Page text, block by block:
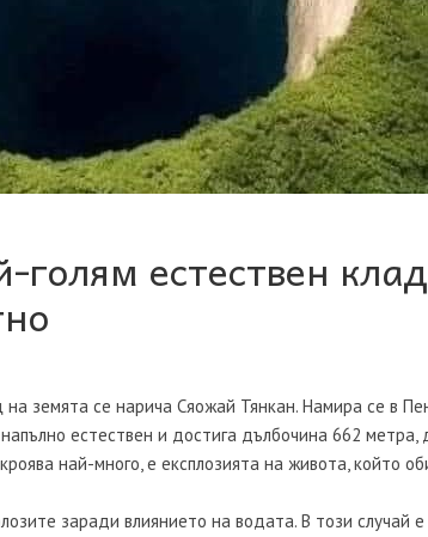
естествен
земята се нарича Сяожай Тянкан. Намира се в
естествен и достига дълбочина 662 метра,
най-много, е експлозията на живота, който
заради влиянието на водата. В този случай